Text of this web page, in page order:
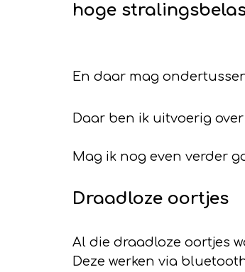
hoge
En daar mag
Daar ben ik uitvoerig over
Mag ik nog even verder
Draadloze oortjes
Al die draadloze oortjes
Deze werken via